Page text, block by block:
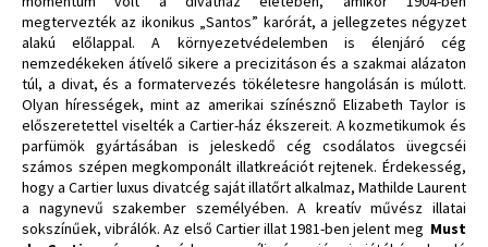
megtervezték az ikonikus „Santos” karórát, a jellegzetes négyzet
alakú előlappal. A környezetvédelemben is élenjáró cég
nemzedékeken átívelő sikere a precizitáson és a szakmai alázaton
túl, a divat, és a formatervezés tökéletesre hangolásán is múlott.
Olyan hírességek, mint az amerikai színésznő Elizabeth Taylor is
előszeretettel viselték a Cartier-ház ékszereit. A kozmetikumok és
parfümök gyártásában is jeleskedő cég csodálatos üvegcséi
számos szépen megkomponált illatkreációt rejtenek. Érdekesség,
hogy a Cartier luxus divatcég saját illatőrt alkalmaz, Mathilde Laurent
a nagynevű szakember személyében. A kreatív művész illatai
sokszínűek, vibrálók. Az első Cartier illat 1981-ben jelent meg Must